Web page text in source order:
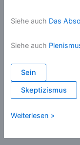
Siehe auch Das
Siehe auch
Sein
Skeptizismus
Nichts
Weiterlesen »